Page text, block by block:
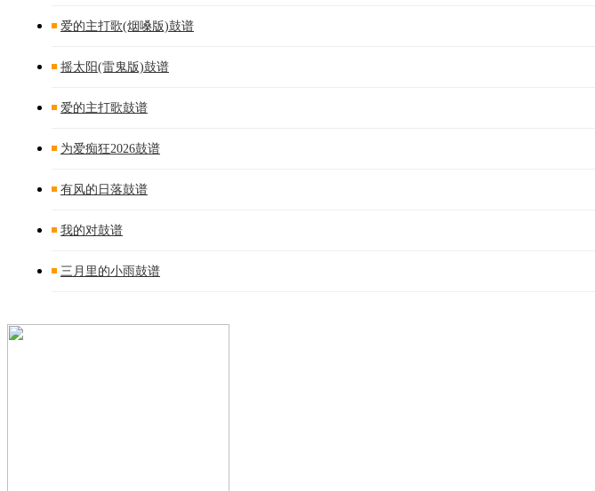
爱的主打歌(烟嗓版)鼓谱
摇太阳(雷鬼版)鼓谱
爱的主打歌鼓谱
为爱痴狂2026鼓谱
有风的日落鼓谱
我的对鼓谱
三月里的小雨鼓谱